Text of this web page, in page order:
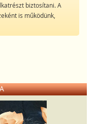
biztosítani. A
is működünk,